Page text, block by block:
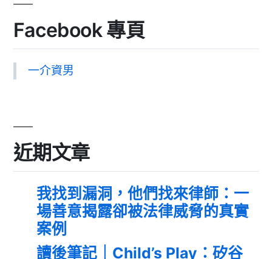
Facebook 專頁
一介資男
近期文章
我找到漏洞，他們找來律師：一
場善意揭露卻被法律威脅的真實
案例
讀後筆記｜Child’s Play：矽谷